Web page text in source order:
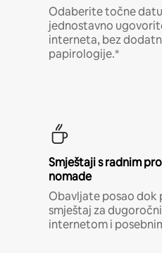
Odaberite točne
jednostavno
interneta, bez
papirologije.*
Smještaji s radnim
nomade
Obavljate posao
smještaj za
internetom i